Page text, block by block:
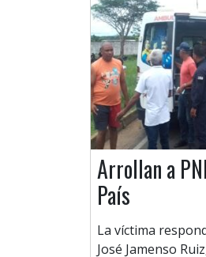
Arrollan a
País
La víctima
José Jamenso